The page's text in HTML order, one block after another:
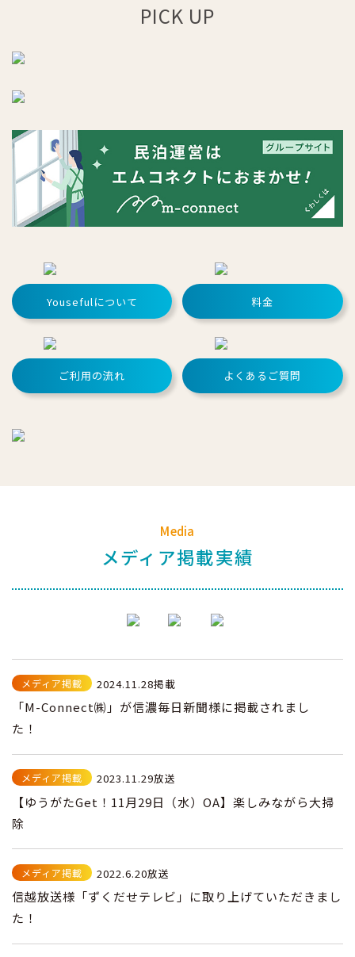
PICK UP
Yousefulについて 料金
ご利用の流れ よくあるご質問
Media
メディア掲載実績
メディア掲載 2024.11.28掲載
「M-Connect㈱」が信濃毎日新聞様に掲載されまし
た！
メディア掲載 2023.11.29放送
【ゆうがたGet！11月29日（水）OA】楽しみながら大掃
除
メディア掲載 2022.6.20放送
信越放送様「ずくだせテレビ」に取り上げていただきまし
た！